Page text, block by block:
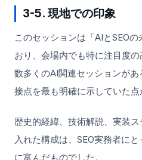
3-5. 現地での印象
このセッションは「AIとSEO
おり、会場内でも特に注目度の
数多くのAI関連セッションが
接点を最も明確に示していた点
歴史的経緯、技術解説、実装
入れた構成は、SEO実務者に
に富んだものでした。